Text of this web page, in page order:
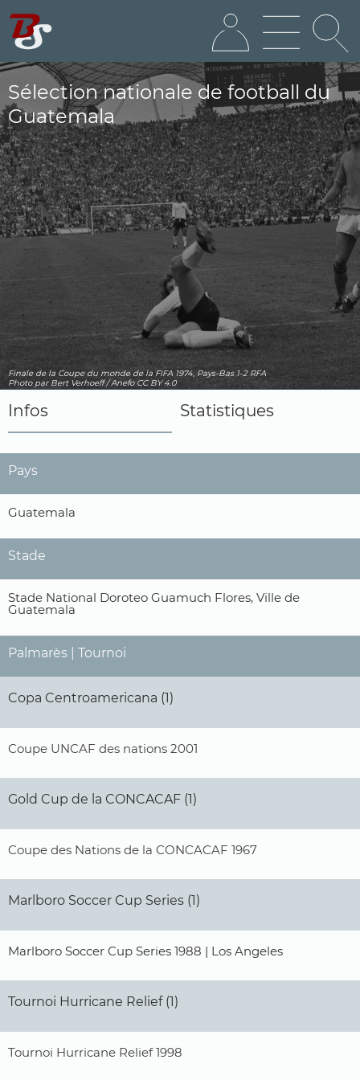
Sélection nationale de football du
Guatemala
Finale de la Coupe du monde de la FIFA 1974, Pays-Bas 1-2 RFA
Photopar Bert Verhoeff / Anefo CC BY 4.0
Infos Statistiques
Pays
Guatemala
Stade
Stade National Doroteo Guamuch Flores, Ville de
Guatemala
Palmarès | Tournoi
Copa Centroamericana (1)
Coupe UNCAF des nations 2001
Gold Cup de la CONCACAF (1)
Coupe des Nations de la CONCACAF 1967
Marlboro Soccer Cup Series (1)
Marlboro Soccer Cup Series 1988 | Los Angeles
Tournoi Hurricane Relief (1)
Tournoi Hurricane Relief 1998